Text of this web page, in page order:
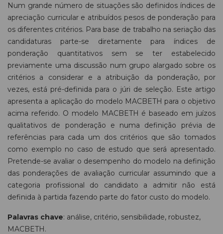
Num grande número de situações são definidos índices de
apreciação curricular e atribuídos pesos de ponderação para
os diferentes critérios. Para base de trabalho na seriação das
candidaturas parte-se diretamente para índices de
ponderação quantitativos sem se ter estabelecido
previamente uma discussão num grupo alargado sobre os
critérios a considerar e a atribuição da ponderação, por
vezes, está pré-definida para o júri de seleção. Este artigo
apresenta a aplicação do modelo MACBETH para o objetivo
acima referido. O modelo MACBETH é baseado em juízos
qualitativos de ponderação e numa definição prévia de
referências para cada um dos critérios que são tomados
como exemplo no caso de estudo que será apresentado.
Pretende-se avaliar o desempenho do modelo na definição
das ponderações de avaliação curricular assumindo que a
categoria profissional do candidato a admitir não está
definida à partida fazendo parte do fator custo do modelo.
Palavras chave: análise, critério, sensibilidade, robustez,
MACBETH.